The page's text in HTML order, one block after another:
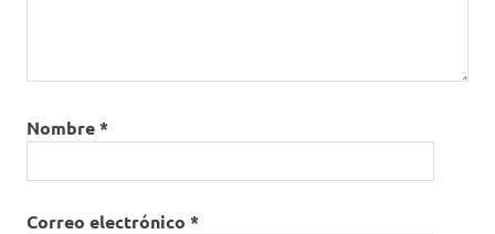
Nombre*
Correo electrónico *